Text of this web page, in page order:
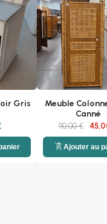
Gris
Meuble
Canné
90,00 €
add_shopping_cartAjouter au